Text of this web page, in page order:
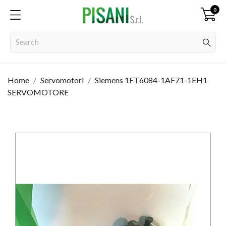
0
Home Servomotori
Siemens 1FT6084-1AF71-1EH1
SERVOMOTORE